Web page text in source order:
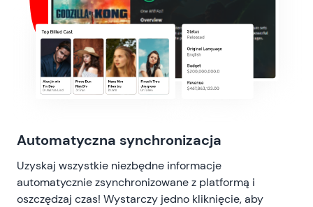
Automatyczna synchronizacja
Uzyskaj wszystkie niezbędne informacje
automatycznie zsynchronizowane z platformą i
oszczędzaj czas! Wystarczy jedno kliknięcie, aby